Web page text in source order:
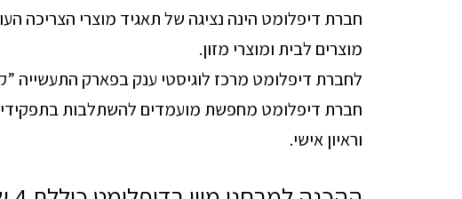
חברת דיפלומט הינה נציגה של תאגיד מוצרי הצריכה
מוצרים לבית ומוצרי מזון.
לחברת דיפלומט מרכז לוגיסטי ענק בפארק התעשייה
חברת דיפלומט מחפשת מועמדים להשתלבות
וראיון אישי.